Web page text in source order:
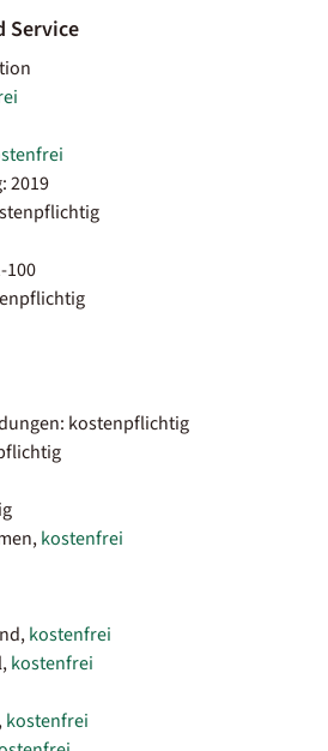
Service
2019
100
kostenpflichtig
kostenfrei
kostenfrei
kostenfrei
kostenfrei